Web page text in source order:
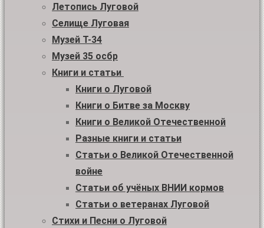
Летопись Луговой
Селище Луговая
Музей Т-34
Музей 35 осбр
Книги и статьи
Книги о Луговой
Книги о Битве за Москву
Книги о Великой Отечественной
Разные книги и статьи
Статьи о Великой Отечественной
войне
Статьи об учёных ВНИИ кормов
Статьи о ветеранах Луговой
Стихи и Песни о Луговой